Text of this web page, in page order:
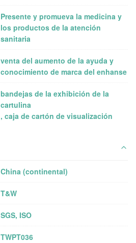
Presente y promueva la medicina y
los productos de la atención
sanitaria
venta del aumento de la ayuda y
conocimiento de marca del enhanse
bandejas de la exhibición de la
cartulina
,caja de cartón de visualización
China (continental)
T&W
SGS, ISO
TWPT036